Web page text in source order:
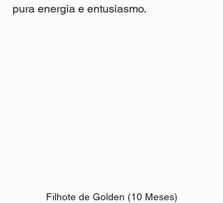
pura energia e entusiasmo.
Filhote de Golden (10 Meses)